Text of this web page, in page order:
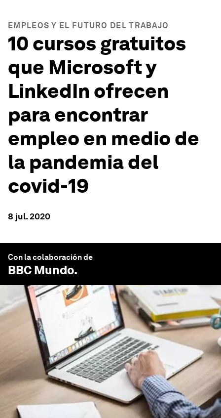
EMPLEOS Y EL FUTURO DEL TRABAJO
10 cursos gratuitos
que Microsoft y
LinkedIn ofrecen
para encontrar
empleo en medio de
la pandemia del
covid-19
8 jul. 2020
Con la colaboración de
BBC Mundo.